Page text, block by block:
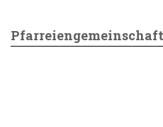
Beiträge
Pfarreiengemeinschaft